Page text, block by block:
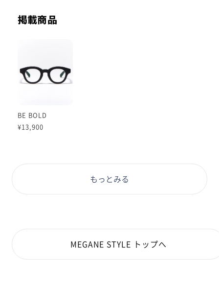
着用画像は透け感あるべっ甲カラー。
フロントが他に類を見ない程厚みがあるので、度数が強
くてレンズの厚みを目立たせたくない方にもオススメで
す！
レンズは薄めのカラーレンズ【ライトカラー/ライトブ
ルーorライトアッシュ】や【無敵コーティング】が合い
掲載商品
BE BOLD
¥13,900
もっとみる
MEGANE STYLE トップへ